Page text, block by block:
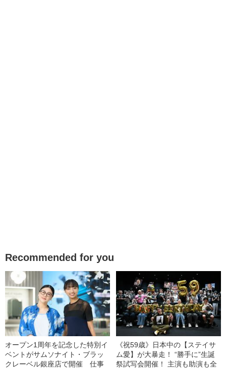
Recommended for you
オープン1周年を記念した特別イ
ベントがサムソナイト・ブラッ
クレーベル銀座店で開催 仕事
《祝59歳》日本中の【ステイサ
ム愛】が大暴走！ “勝手に”生誕
祭試写会開催！ 主演も助演も全